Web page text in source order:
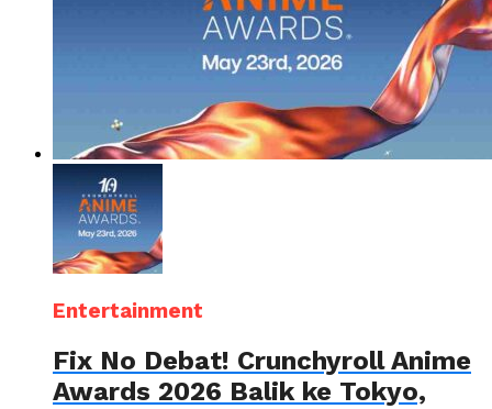
Entertainment
Fix No Debat! Crunchyroll Anime
Awards 2026 Balik ke Tokyo,